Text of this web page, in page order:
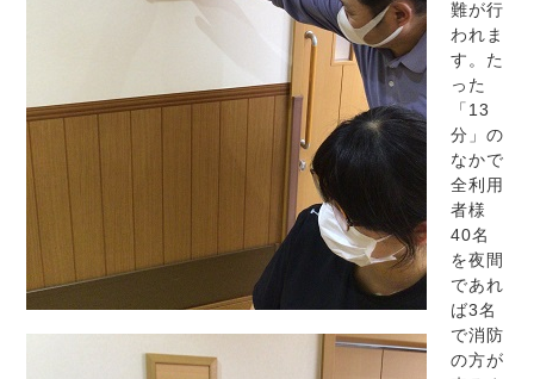
難が行
われま
す。た
った
「13
分」の
なかで
全利用
者様
40名
を夜間
であれ
ば3名
で消防
の方が